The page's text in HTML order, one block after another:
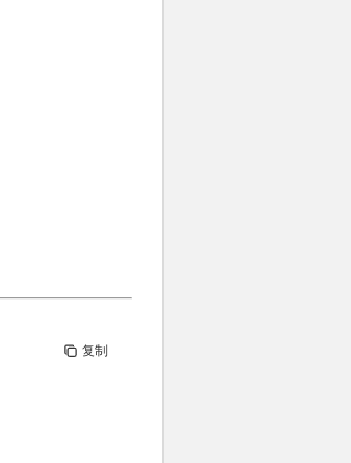
复制